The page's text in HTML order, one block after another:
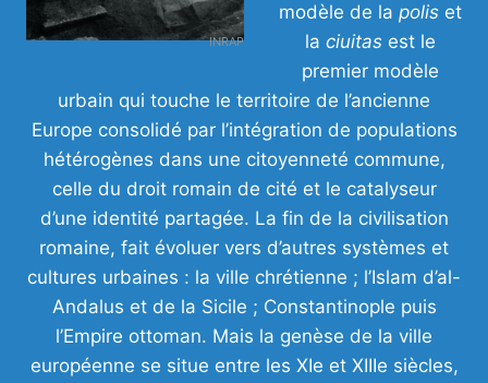
INRAP
modèle de la polis et
la ciuitas est le
premier modèle
urbain qui touche le territoire de l’ancienne
Europe consolidé par l’intégration de populations
hétérogènes dans une citoyenneté commune,
celle du droit romain de cité et le catalyseur
d’une identité partagée. La fin de la civilisation
romaine, fait évoluer vers d’autres systèmes et
cultures urbaines : la ville chrétienne ; l’Islam d’al-
Andalus et de la Sicile ; Constantinople puis
l’Empire ottoman. Mais la genèse de la ville
européenne se situe entre les XIe et XIIIe siècles,